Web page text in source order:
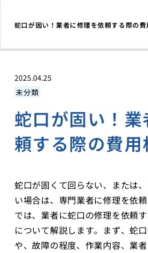
蛇口が固い！業者に修理を依頼する際の費
2025.04.25
未分類
蛇口が固い！
頼する際の費
蛇口が固くて回らない、または
い場合は、専門業者に修理を依
では、業者に蛇口の修理を依頼
について解説します。まず、蛇
や、故障の程度、作業内容、業